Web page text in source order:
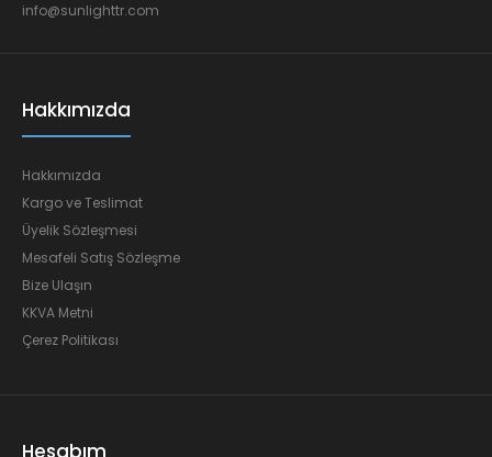
info@sunlighttr.com
Hakkımızda
Hakkımızda
Kargo ve Teslimat
Üyelik Sözleşmesi
Mesafeli Satış Sözleşme
Bize Ulaşın
KKVA Metni
Çerez Politikası
Hesabım